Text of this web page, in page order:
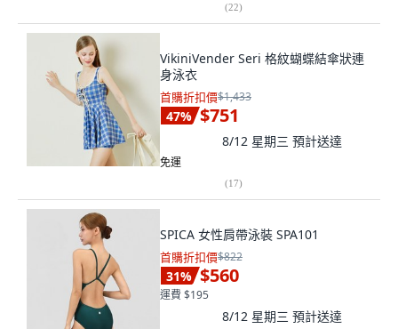
(22)
VikiniVender Seri 格紋蝴蝶結傘狀連
身泳衣
首購折扣價$1,433
47% $751
8/12 星期三 預計送達
免運
(17)
SPICA 女性肩帶泳裝 SPA101
首購折扣價$822
31% $560
運費 $195
8/12 星期三 預計送達